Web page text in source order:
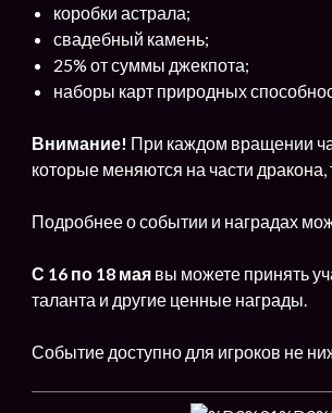
коробки астрала;
свадебный камень;
25% от суммы джекпота;
наборы карт природных
Внимание! При каждом вращении
которые меняются на части
Подробнее о событии и наградах
С 16 по 18 мая вы можете принять
таланта и другие ценные награды.
Событие доступно для игроков не